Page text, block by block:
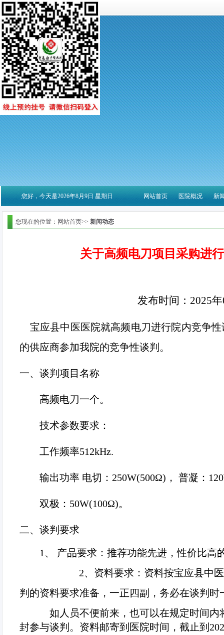
您好，今天是2026年8月9日 星期日 新
医院概况
网站首页
您现在的位置：网站首页>> 新闻动态
关于高频电刀项目采购进
发布时间： 2025年
宝应县中医医院就高频电刀进行院内竞争
的供应商参加我院的竞争性谈判。
一、谈判项目名称
高频电刀一个。
技术参数要求：
工作频率512kHz.
输出功率 电切： 250W(500Ω) ， 普凝：
双极： 50W(100Ω)。
二、谈判要求
1 、 产品要求：推荐功能先进，性价比高
2、资料要求：资料按宝应县中
判的资料要求准备，一正四副，务必在谈判时
如人员不便前来，也可以在规定时间
封参与谈判。资料邮寄到医院时间，截止到